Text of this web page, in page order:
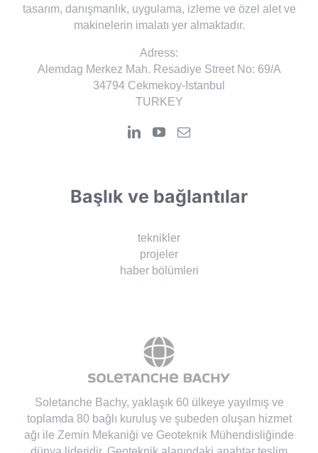
tasarım, danışmanlık, uygulama, izleme ve özel alet ve
makinelerin imalatı yer almaktadır.
Adress:
Alemdag Merkez Mah. Resadiye Street No: 69/A
34794 Cekmekoy-Istanbul
TURKEY
Başlık ve bağlantılar
teknikler
projeler
haber bölümleri
Soletanche Bachy, yaklaşık 60 ülkeye yayılmış ve
toplamda 80 bağlı kuruluş ve şubeden oluşan hizmet
ağı ile Zemin Mekaniği ve Geoteknik Mühendisliğinde